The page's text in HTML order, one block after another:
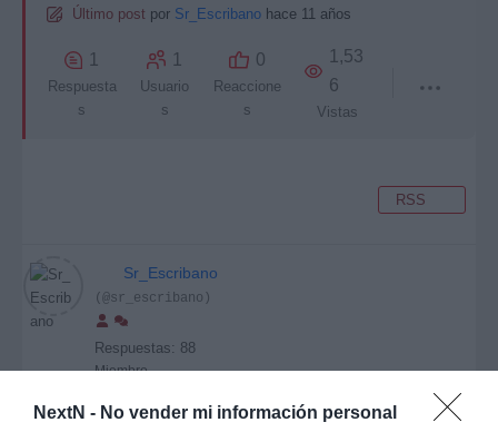
NextN - No vender mi información personal
Último post por Sr_Escribano hace 11 años
1
Respuesta
s
1
Usuario
s
0
Reaccione
s
1,53
6
Vistas
RSS
Sr_Escribano
(@sr_escribano)
Respuestas: 88
Miembro
Iniciador del debate [#9577]